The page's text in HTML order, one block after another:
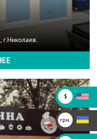
г.Николаев.
$
грн.